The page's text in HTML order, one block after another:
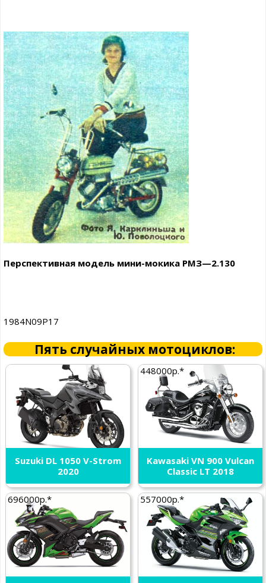
Перспективная модель мини-мокика РМЗ—2.130
1984N09P17
Пять случайных мотоциклов:
Suzuki DL 1050 V-Strom
2020
448000р.*
Kawasaki VN 900 Vulcan
Classic LT 2018
696000р.* 557000р.*